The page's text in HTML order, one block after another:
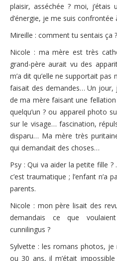
plaisir, asséchée ? moi,
d’énergie, je me suis confrontée
Mireille : comment tu sentais ça ?
Nicole : ma mère est très
grand-père aurait vu des
m’a dit qu’elle ne supportait
faisait des demandes… Un
de ma mère faisant une
quelqu’un ? ou appareil photo
sur le visage… fascination,
disparu… Ma mère très
qui demandait des choses…
Psy : Qui va aider la petite fille
c’est traumatique ; l’enfant n’a
parents.
Nicole : mon père lisait des
demandais ce que
cunnilingus ?
Sylvette : les romans photos,
ou 30 ans, il m’était